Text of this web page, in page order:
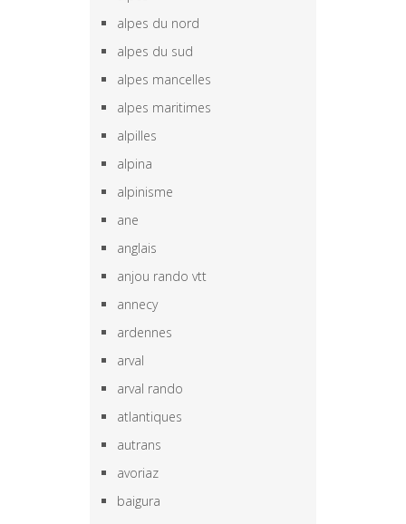
alpes du nord
alpes du sud
alpes mancelles
alpes maritimes
alpilles
alpina
alpinisme
ane
anglais
anjou rando vtt
annecy
ardennes
arval
arval rando
atlantiques
autrans
avoriaz
baigura